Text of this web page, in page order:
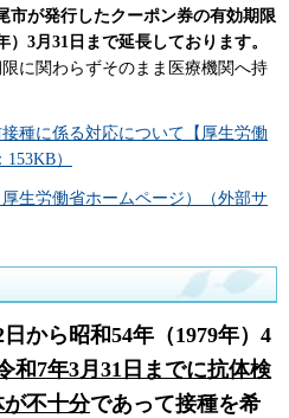
市が発行したクーポン券の有効期限
3月31日まで延長しております。
に関わらずそのまま医療機関へ持
種に係る対応について【厚生労働
）
生労働省ホームページ）（外部サ
から昭和54年（1979年）4
和7年3月31日までに抗体検
不十分であって接種を希